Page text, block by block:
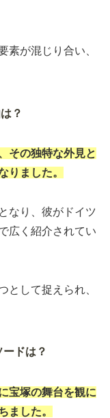
素が混じり合い、
？
その独特な外見と
りました。
なり、彼がドイツ
広く紹介されてい
として捉えられ、
ドは？
宝塚の舞台を観に
ました。